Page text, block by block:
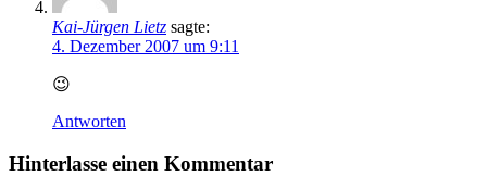
Kai-Jürgen Lietz sagte:
4. Dezember 2007 um 9:11
😉
Antworten
Hinterlasse einen Kommentar